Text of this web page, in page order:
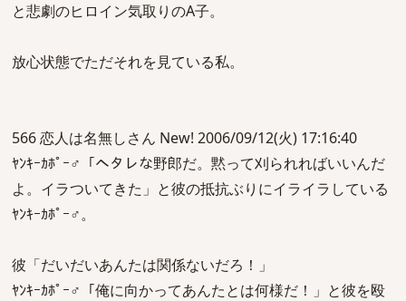
と悲劇のヒロイン気取りのA子。
放心状態でただそれを見ている私。
566 恋人は名無しさん New! 2006/09/12(火) 17:16:40
ﾔﾝｷｰｶﾎﾟｰ♂「ヘタレな野郎だ。黙って刈られればいいんだ
よ。イラついてきた」と彼の抵抗ぶりにイライラしている
ﾔﾝｷｰｶﾎﾟｰ♂。
彼「だいだいあんたは関係ないだろ！」
ﾔﾝｷｰｶﾎﾟｰ♂「俺に向かってあんたとは何様だ！」と彼を殴